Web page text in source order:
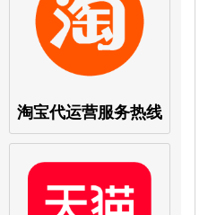
淘宝代运营服务热线